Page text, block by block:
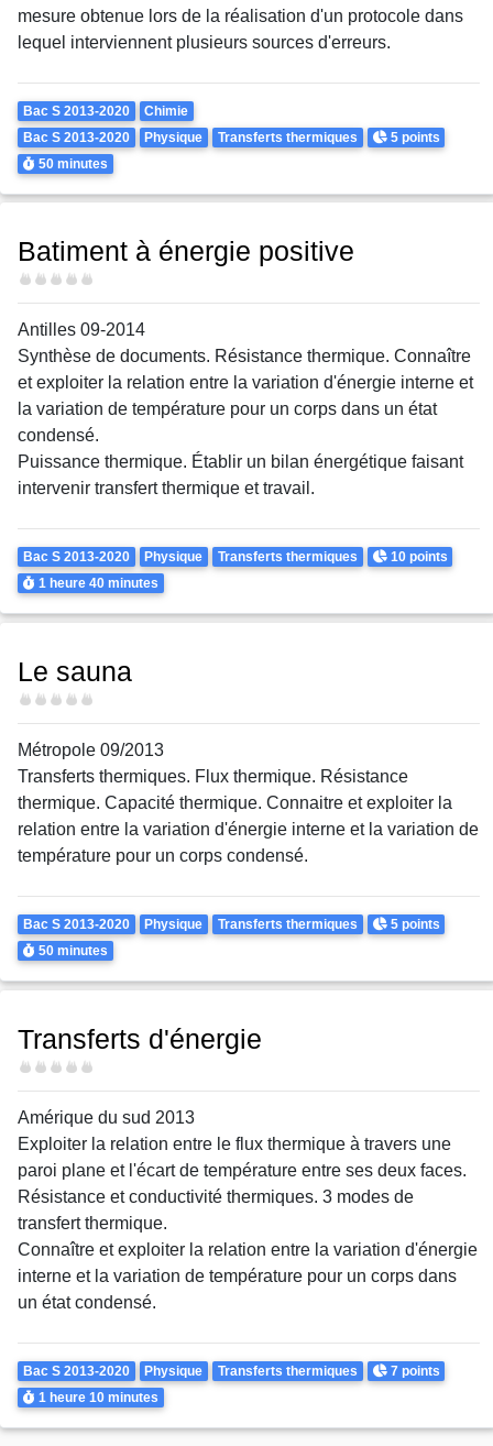
mesure obtenue lors de la réalisation d'un protocole dans
lequel interviennent plusieurs sources d'erreurs.
Theme
Bac S 2013-2020
Chimie
Bac S 2013-2020
Physique Transferts thermiques Points
5 points
Durée
50 minutes
Batiment à énergie positive
Difficulté
Antilles 09-2014
Synthèse de documents. Résistance thermique. Connaître
et exploiter la relation entre la variation d'énergie interne et
la variation de température pour un corps dans un état
condensé.
Puissance thermique. Établir un bilan énergétique faisant
intervenir transfert thermique et travail.
Theme
Bac S 2013-2020 Physique Transferts thermiques Points
10 points
Durée
1 heure 40 minutes
Le sauna
Difficulté
Métropole 09/2013
Transferts thermiques. Flux thermique. Résistance
thermique. Capacité thermique. Connaitre et exploiter la
relation entre la variation d'énergie interne et la variation de
température pour un corps condensé.
Theme
Bac S 2013-2020 Physique Transferts thermiques Points
5 points
Durée
50 minutes
Transferts d'énergie
Difficulté
Amérique du sud 2013
Exploiter la relation entre le flux thermique à travers une
paroi plane et l'écart de température entre ses deux faces.
Résistance et conductivité thermiques. 3 modes de
transfert thermique.
Connaître et exploiter la relation entre la variation d'énergie
interne et la variation de température pour un corps dans
un état condensé.
Theme
Bac S 2013-2020 Physique Transferts thermiques Points
7 points
Durée
1 heure 10 minutes